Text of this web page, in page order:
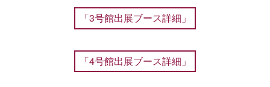
「3号館出展ブース詳細」
「4号館出展ブース詳細」